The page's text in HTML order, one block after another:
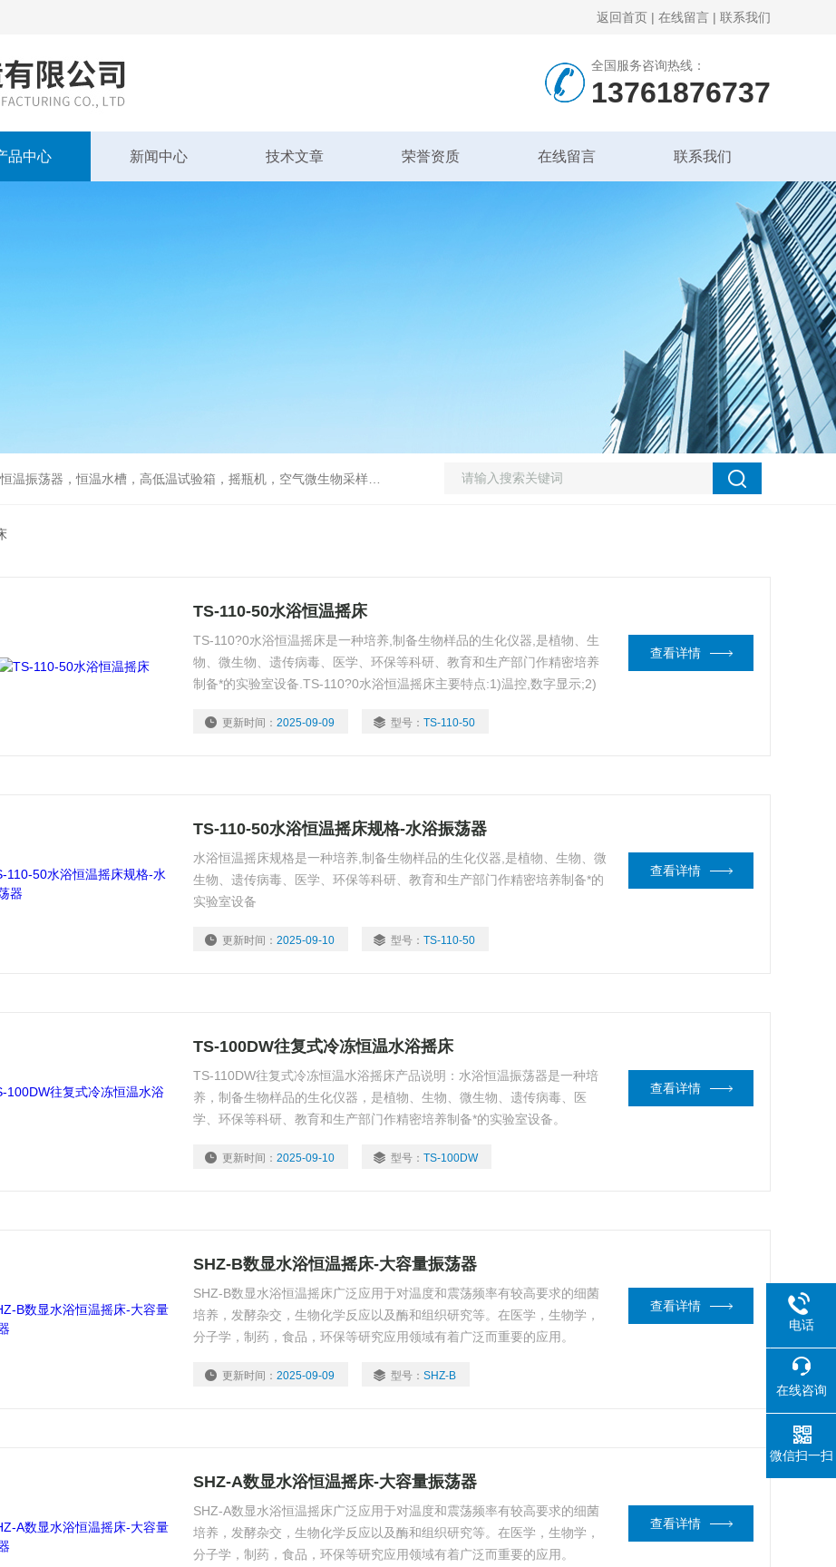
返回首页 | 在线留言 | 联系我们
全国服务咨询热线：
13761876737
品中心 新闻中心 技术文章 荣誉资质 在线留言 联系我们
器，恒温水槽，高低温试验箱，摇瓶机，空气微生物采样器，水质采样器
TS-110-50水浴恒温摇床
TS-110?0水浴恒温摇床是一种培养,制备生物样品的生化仪器,是植物、生
物、微生物、遗传病毒、医学、环保等科研、教育和生产部门作精密培养
制备*的实验室设备.TS-110?0水浴恒温摇床主要特点:1)温控,数字显示;2)
更新时间：2025-09-09 型号：TS-110-50
查看详情
TS-110-50水浴恒温摇床规格-水浴振荡器
水浴恒温摇床规格是一种培养,制备生物样品的生化仪器,是植物、生物、微
生物、遗传病毒、医学、环保等科研、教育和生产部门作精密培养制备*的
实验室设备
更新时间：2025-09-10 型号：TS-110-50
查看详情
TS-100DW往复式冷冻恒温水浴摇床
TS-110DW往复式冷冻恒温水浴摇床产品说明：水浴恒温振荡器是一种培
养，制备生物样品的生化仪器，是植物、生物、微生物、遗传病毒、医
学、环保等科研、教育和生产部门作精密培养制备*的实验室设备。
更新时间：2025-09-10 型号：TS-100DW
查看详情
SHZ-B数显水浴恒温摇床-大容量振荡器
SHZ-B数显水浴恒温摇床广泛应用于对温度和震荡频率有较高要求的细菌
培养，发酵杂交，生物化学反应以及酶和组织研究等。在医学，生物学，
分子学，制药，食品，环保等研究应用领域有着广泛而重要的应用。
更新时间：2025-09-09 型号：SHZ-B
查看详情
SHZ-A数显水浴恒温摇床-大容量振荡器
SHZ-A数显水浴恒温摇床广泛应用于对温度和震荡频率有较高要求的细菌
培养，发酵杂交，生物化学反应以及酶和组织研究等。在医学，生物学，
分子学，制药，食品，环保等研究应用领域有着广泛而重要的应用。
查看详情
电话
在线咨询
微信扫一扫